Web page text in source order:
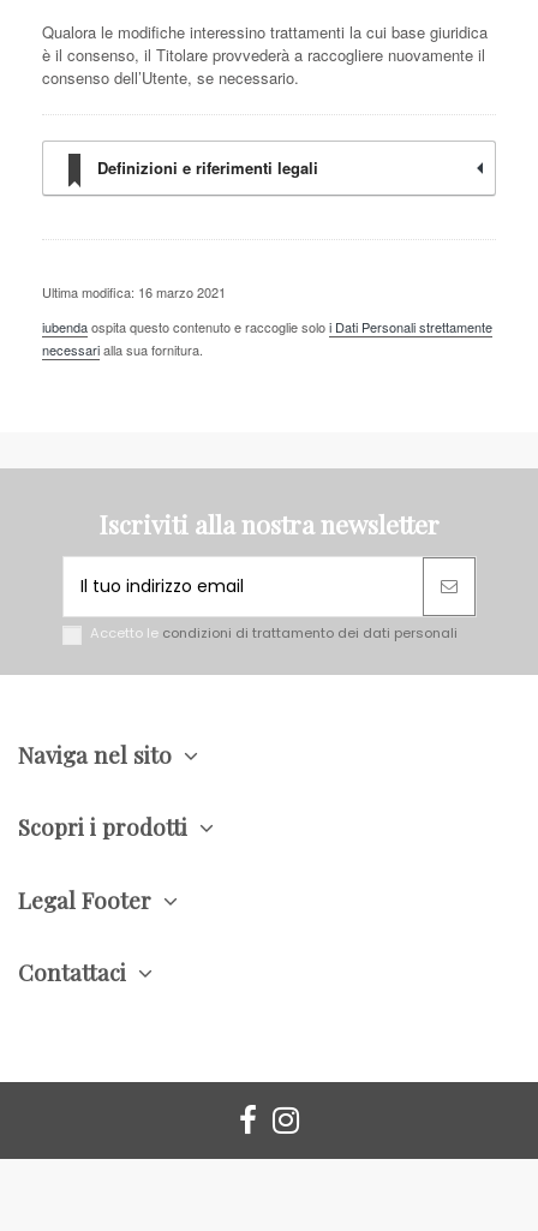
Qualora le modifiche interessino trattamenti la cui base giuridica
è il consenso, il Titolare provvederà a raccogliere nuovamente il
consenso dell’Utente, se necessario.
Definizioni e riferimenti legali
Ultima modifica: 16 marzo 2021
iubendaospita questo contenuto e raccoglie soloi Dati Personali strettamente
necessarialla sua fornitura.
Iscriviti alla nostra newsletter
Accetto le condizioni di trattamento dei dati personali
Naviga nel sito
Scopri i prodotti
Legal Footer
Contattaci